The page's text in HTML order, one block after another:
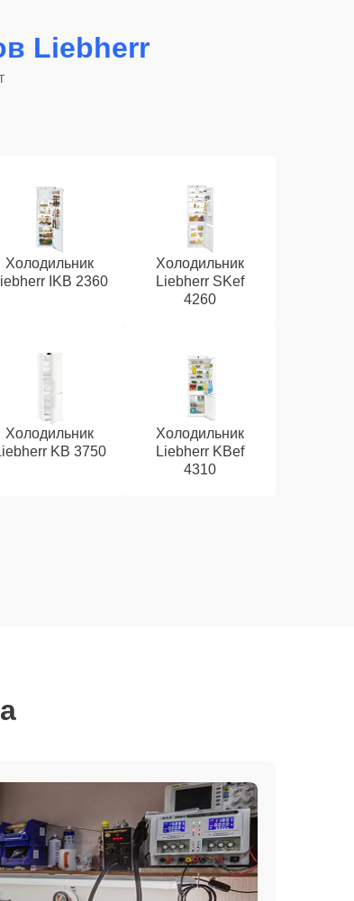
Liebherr
Холодильник
IKB 2360
Холодильник
Liebherr SKef
4260
Холодильник
KB 3750
Холодильник
Liebherr KBef
4310